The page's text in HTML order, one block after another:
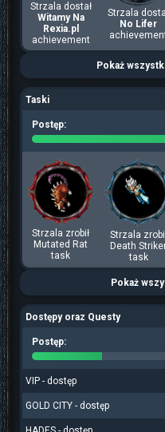
Strzala dostał
Witamy Na
Rexia.pl
achievement
Strzala
No Lifer
Pokaż
Taski
Postęp:
Strzala zrobił
Mutated Rat
task
Strzala
Death
task
Pokaż
Dostępy oraz Questy
Postęp:
VIP - dostęp
GOLD CITY - dostęp